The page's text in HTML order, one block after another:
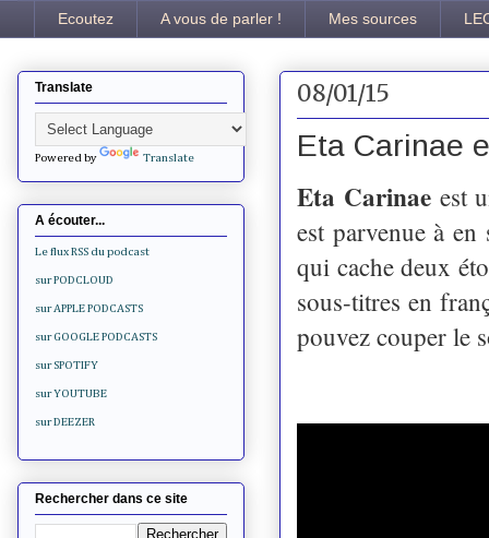
Ecoutez A vous de parler ! Mes sources
08/01/15
Eta Carinae
Eta Carinaeest
est parvenue à
qui cache deux
sous-titres en
pouvez couper le
Translate
Powered by Translate
A écouter...
Le flux RSS du podcast
sur PODCLOUD
sur APPLE PODCASTS
sur GOOGLE PODCASTS
sur SPOTIFY
sur YOUTUBE
sur DEEZER
Rechercher dans ce site